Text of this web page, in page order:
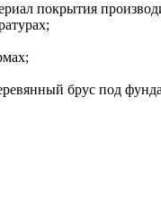
покрытия
брус под